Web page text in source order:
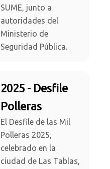
SUME, junto a
autoridades del
Ministerio de
Seguridad Pública.
2025 - Desfile
Polleras
El Desfile de las Mil
Polleras 2025,
celebrado en la
ciudad de Las Tablas,